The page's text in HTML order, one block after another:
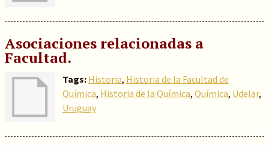
Asociaciones relacionadas a
Facultad.
Tags: Historia, Historia de la Facultad de
Química, Historia de la Química, Química, Udelar,
Uruguay